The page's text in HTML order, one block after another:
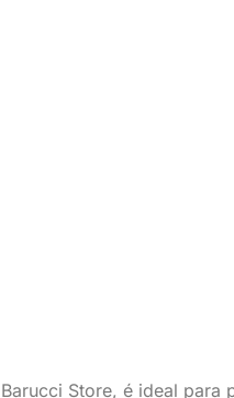
Barucci Store, é ideal